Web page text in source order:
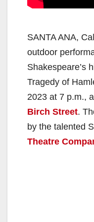
SANTA ANA,
outdoor
Shakespeare’s
Tragedy of
2023 at 7 p.m.,
Birch Street.
by the talented
Theatre